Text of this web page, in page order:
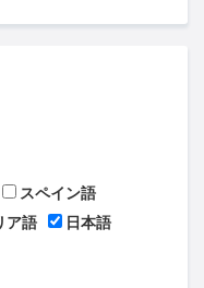
スペイン語
ア語
日本語